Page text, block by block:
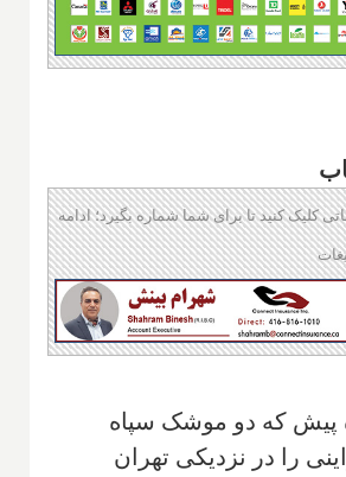
کلیک کنید تا برای شما شماره بگیرد؛ ادامه
۱۷ ماه پیش که دو موشک سپاه
را در نزدیکی تهران